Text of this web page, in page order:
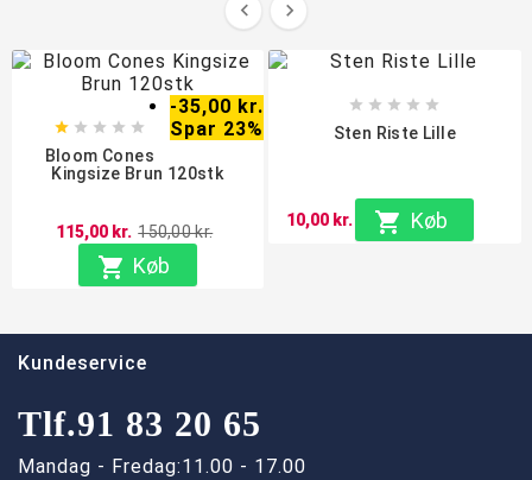
 
-35,00 kr.
Spar 23%
    
Bloom Cones
Kingsize Brun 120stk
115,00 kr. 150,00 kr.
 Køb
    
Sten Riste Lille
10,00 kr.  Køb
Kundeservice
Tlf.91 83 20 65
Mandag - Fredag:11.00 - 17.00